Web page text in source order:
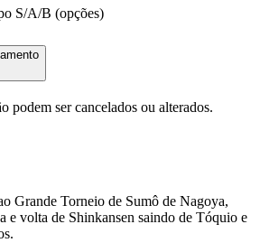
S/A/B (opções)
podem ser cancelados ou alterados.
Grande Torneio de Sumô de Nagoya,
e volta de Shinkansen saindo de Tóquio e